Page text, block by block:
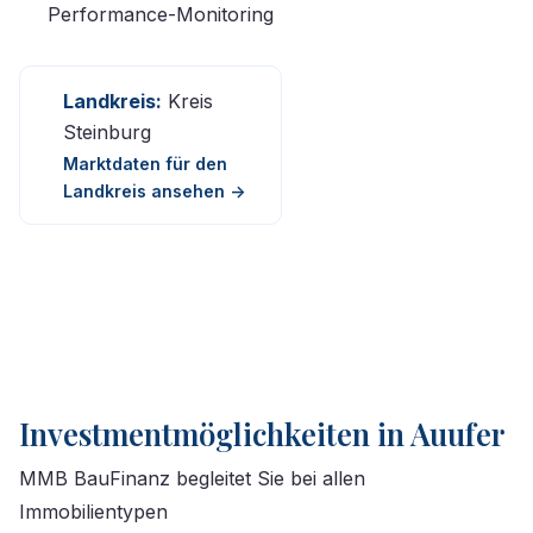
Performance-Monitoring
Landkreis: Kreis
Steinburg
Marktdaten für den
Landkreis ansehen ->
Investmentmöglichkeiten in Auufer
MMB BauFinanz begleitet Sie bei allen
Immobilientypen